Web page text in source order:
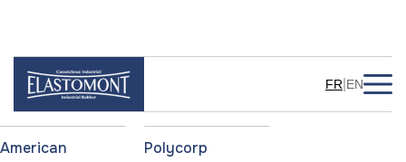
FR EN
Manufacturers
American
Polycorp